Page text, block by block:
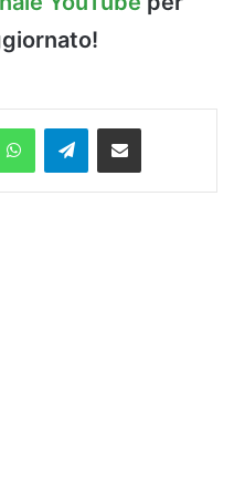
WhatsAppTelegramCondividi via Email